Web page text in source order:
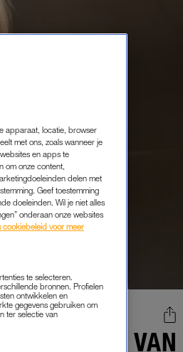
HIJ ME VAN
apparaat, locatie, browser
met ons, zoals wanneer je
en apps te
om onze content,
delen met
Geef toestemming
doeleinden. Wil je niet alles
onderaan onze websites
cookiebeleid voor meer
te selecteren.
bronnen. Profielen
ontwikkelen en
gegevens gebruiken om
ter selectie van